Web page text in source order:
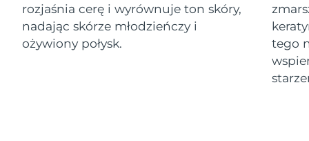
rozjaśnia cerę i wyrównuje ton skóry,
nadając skórze młodzieńczy i
ożywiony połysk.
tego
Kazachstan
Oczekiwany czas dostawy
Oczekiwany czas dostawy
11/8/26